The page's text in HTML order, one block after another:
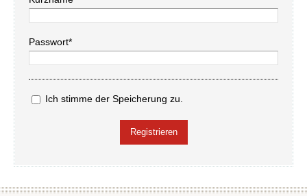
Passwort*
Ich stimme der Speicherung zu.